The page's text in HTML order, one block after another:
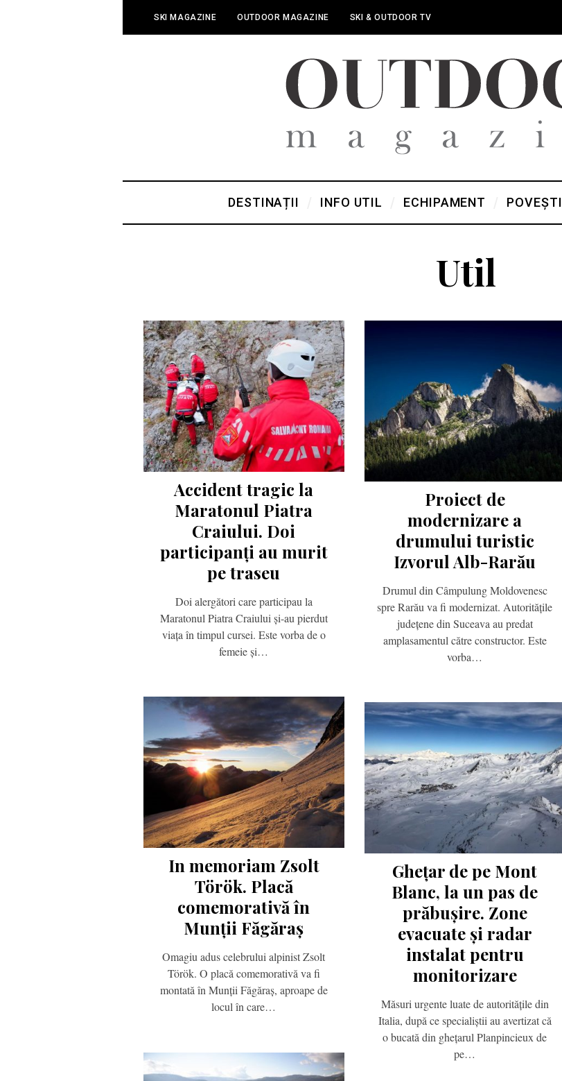
SKI MAGAZINE OUTDOOR MAGAZINE SKI & OUTDOOR TV
DESTINAȚII INFO UTIL ECHIPAMENT POVEȘTI
Util
Accident tragic la
Maratonul Piatra
Craiului. Doi
participanți au murit
pe traseu
Doi alergători care participau la
Maratonul Piatra Craiului și-au pierdut
viața în timpul cursei. Este vorba de o
femeie și…
Proiect de
modernizare a
drumului turistic
Izvorul Alb-Rarău
Drumul din Câmpulung Moldovenesc
spre Rarău va fi modernizat. Autoritățile
județene din Suceava au predat
amplasamentul către constructor. Este
vorba…
In memoriam Zsolt
Török. Placă
comemorativă în
Munții Făgăraș
Omagiu adus celebrului alpinist Zsolt
Török. O placă comemorativă va fi
montată în Munții Făgăraș, aproape de
locul în care…
Ghețar de pe Mont
Blanc, la un pas de
prăbușire. Zone
evacuate și radar
instalat pentru
monitorizare
Măsuri urgente luate de autoritățile din
Italia, după ce specialiștii au avertizat că
o bucată din ghețarul Planpincieux de
pe…